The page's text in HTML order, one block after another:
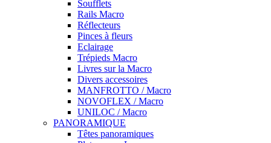
Soufflets
Rails Macro
Réflecteurs
Pinces à fleurs
Eclairage
Trépieds Macro
Livres sur la Macro
Divers accessoires
MANFROTTO / Macro
NOVOFLEX / Macro
UNILOC / Macro
PANORAMIQUE
Têtes panoramiques